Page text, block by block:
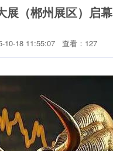
展（郴州展区）启幕
10-18 11:55:07 查看：127